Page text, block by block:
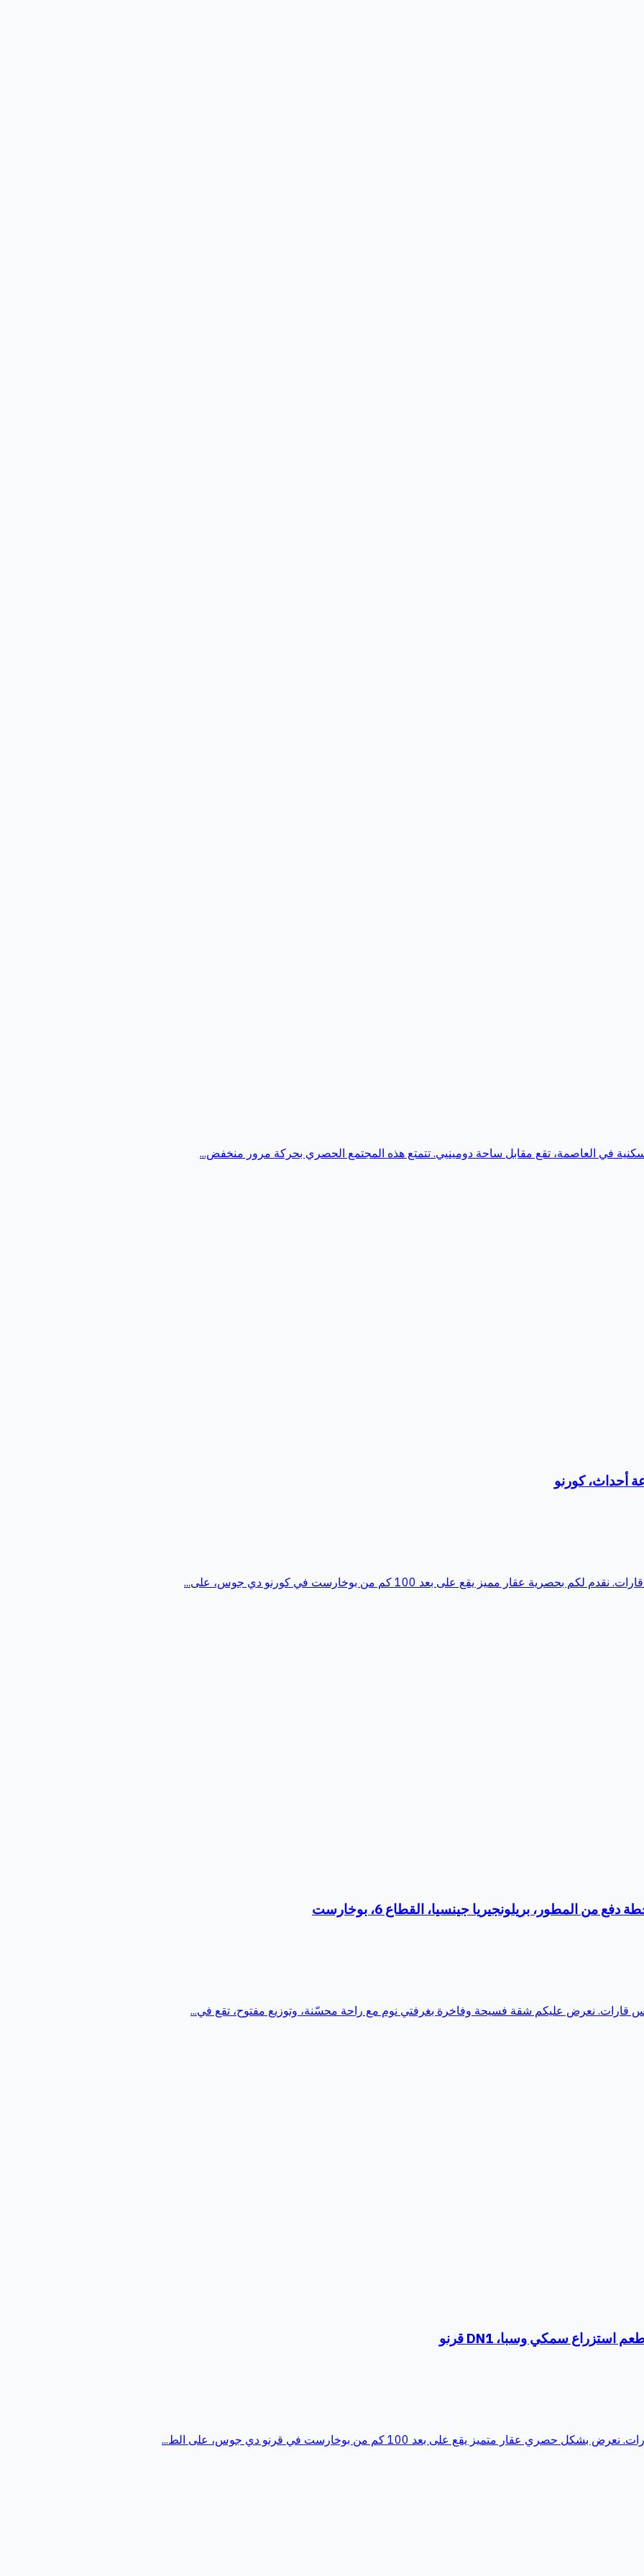
السكنية في العاصمة، تقع مقابل ساحة دومينيي. تتمتع هذه المجتمع الحصري بحركة مرور منخفض...
مميز يقع على بعد 100 كم من بوخارست في كورنو دي جوس، على...
المطور، بريلونجيريا جينسيا، القطاع 6، بوخارست
قارات. نعرض عليكم شقة فسيحة وفاخرة بغرفتي نوم مع راحة محسّنة، وتوزيع مفتوح، تقع في...
متميز يقع على بعد 100 كم من بوخارست في قرنو دي جوس، على الط...